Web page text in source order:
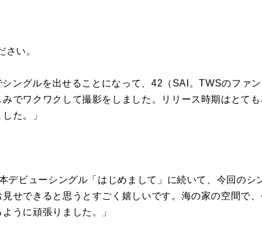
さい。
ングルを出せることになって、 42（SAI。TWSのファ
みでワクワクして撮影をしました。 リリース時期はとても
た。」
デビューシングル「はじめまして」 に続いて、今回のシ
せできると思うとすごく嬉しいです。海の家の空間で
うに頑張りました。」